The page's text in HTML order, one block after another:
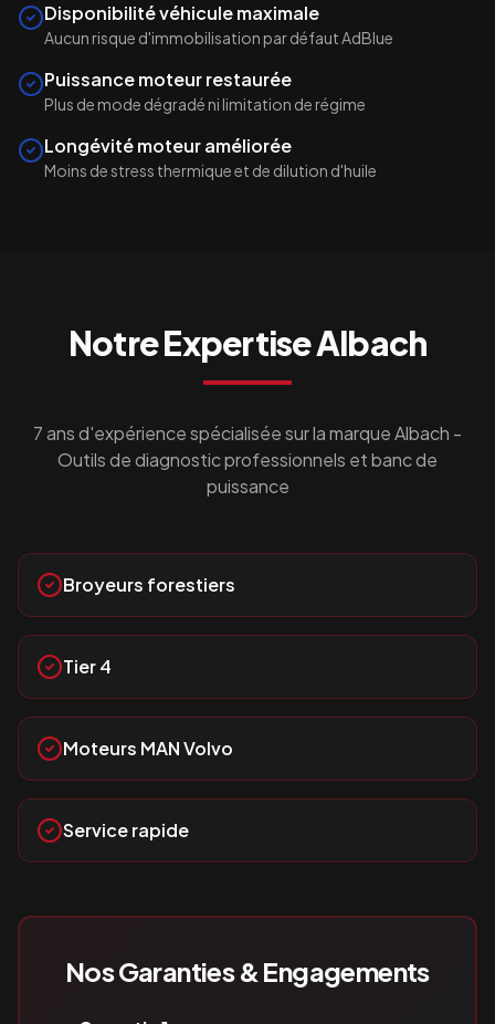
Disponibilité véhicule maximale
Aucun risque d'immobilisation par défaut AdBlue
Puissance moteur restaurée
Plus de mode dégradé ni limitation de régime
Longévité moteur améliorée
Moins de stress thermique et de dilution d'huile
Notre ExpertiseAlbach
7 ans d'expérience spécialisée sur la marqueAlbach -
Outils de diagnostic professionnels et banc de
puissance
Broyeurs forestiers
Tier 4
Moteurs MAN Volvo
Service rapide
Nos Garanties & Engagements